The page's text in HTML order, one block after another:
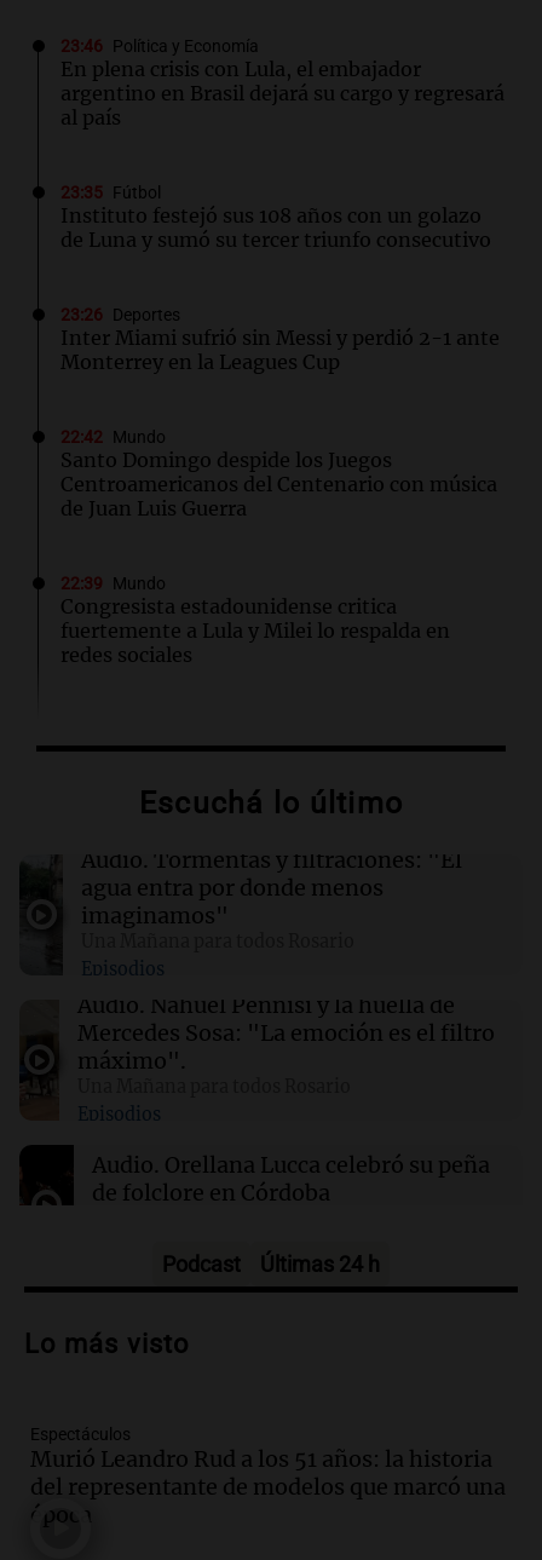
23:46 Política y Economía
En plena crisis con Lula, el embajador
argentino en Brasil dejará su cargo y regresará
al país
23:35 Fútbol
Instituto festejó sus 108 años con un golazo
de Luna y sumó su tercer triunfo consecutivo
23:26 Deportes
Inter Miami sufrió sin Messi y perdió 2-1 ante
Monterrey en la Leagues Cup
22:42 Mundo
Santo Domingo despide los Juegos
Centroamericanos del Centenario con música
de Juan Luis Guerra
22:39 Mundo
Congresista estadounidense critica
fuertemente a Lula y Milei lo respalda en
redes sociales
Viudo que perdió a su familia se vuelve a casar
22:18 Mundo
Tensión diplomática: Brasil solicita a
Argentina frenar críticas hacia Lula y su
gobierno
22:15 Sociedad
Quiniela turista: conocé los números
ganadores de hoy sábado 8 de agosto.
22:10 Deportes Rosario
Newell's visita este domingo a Defensa y
Justicia para volver al triunfo
Escuchá lo último
Audio. Tormentas y filtraciones: "El
agua entra por donde menos
imaginamos"
Episodios
Audio. Nahuel Pennisi y la huella de
Mercedes Sosa: "La emoción es el filtro
máximo".
Episodios
Audio. Orellana Lucca celebró su peña
de folclore en Córdoba
Audio.Trágico accidente en Mendoza:
vehículos desde un puente
Audio.
y cinco heridos tras caer dos autos desde
un puente
Una mañana para todos
Podcast Últimas 24 h
Lo más visto
Espectáculos
Murió Leandro Rud a los 51 años: la historia
del representante de modelos que marcó una
época